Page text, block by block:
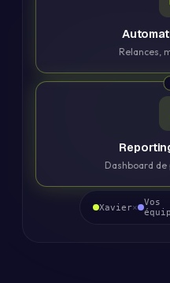
Relances,
Dashboard
Xavier×
Vos